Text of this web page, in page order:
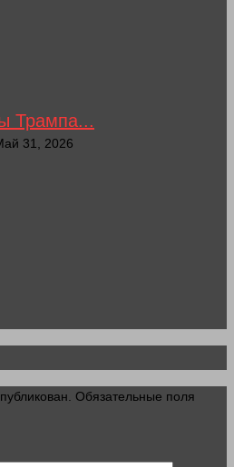
Трампа...
31, 2026
Обязательные поля